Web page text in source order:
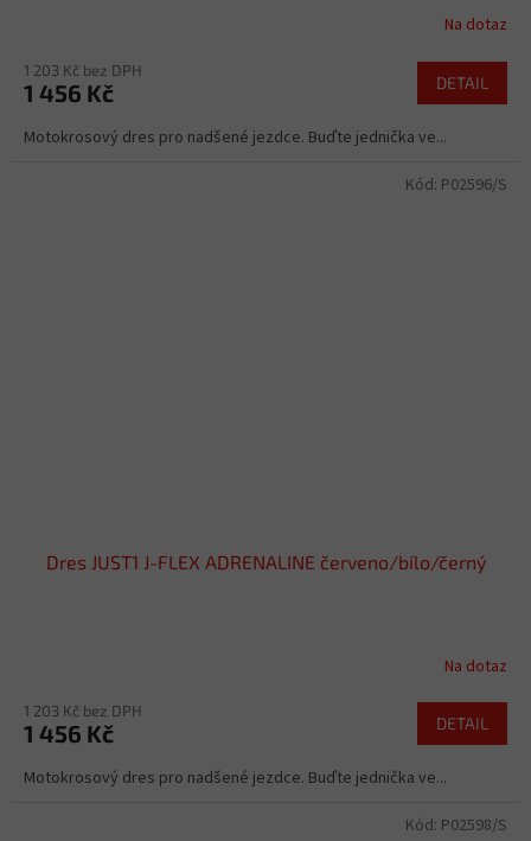
Na dotaz
1 203 Kč bez DPH
1 456 Kč DETAIL
Motokrosový dres pro nadšené jezdce. Buďte jednička ve...
Dres JUST1 J-FLEX ADRENALINE červeno/bílo/černý
Na dotaz
1 203 Kč bez DPH
1 456 Kč DETAIL
Motokrosový dres pro nadšené jezdce. Buďte jednička ve...
Kód: P02596/S
Kód: P02598/S